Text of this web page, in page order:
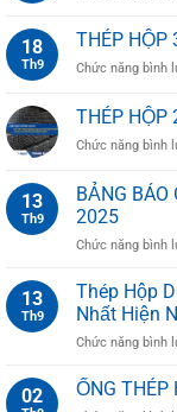
18
Th9
THÉP HỘP
Chức năng bình
THÉP HỘP
Chức năng bình
13
Th9
BẢNG BÁO
2025
Chức năng bình
13
Th9
Thép Hộp
Nhất Hiện
Chức năng bình
02 ỐNG THÉP